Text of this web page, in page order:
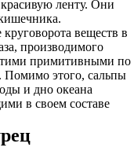
ленту. Они
веществ в
производимого
примитивными по
этого, сальпы
и дно океана
в своем составе